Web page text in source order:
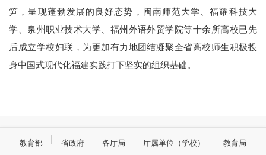
笋，呈现蓬勃发展的良好态势，闽南师范大学、福耀科技大
学、泉州职业技术大学、福州外语外贸学院等十余所高校已先
后成立学校妇联，为更加有力地团结凝聚全省高校师生积极投
身中国式现代化福建实践打下坚实的组织基础。
教育部 省政府 各厅局 厅属单位（学校） 教育局